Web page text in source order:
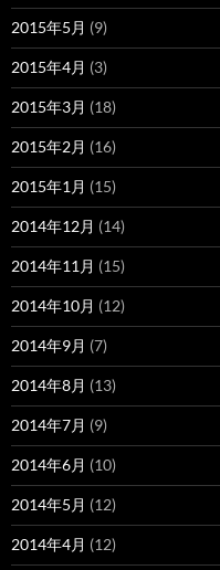
2015年5月 (9)
2015年4月 (3)
2015年3月 (18)
2015年2月 (16)
2015年1月 (15)
2014年12月 (14)
2014年11月 (15)
2014年10月 (12)
2014年9月 (7)
2014年8月 (13)
2014年7月 (9)
2014年6月 (10)
2014年5月 (12)
2014年4月 (12)